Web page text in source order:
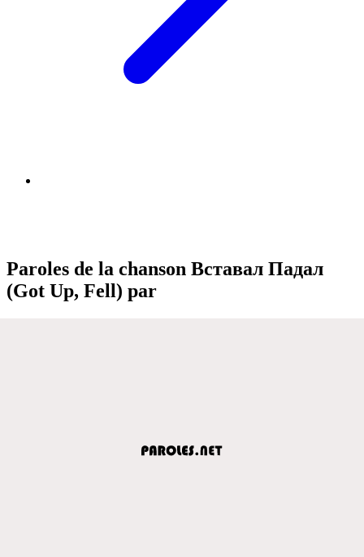
Paroles de la chanson Вставал Падал
(Got Up, Fell) par